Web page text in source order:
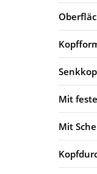
Mit
Mit